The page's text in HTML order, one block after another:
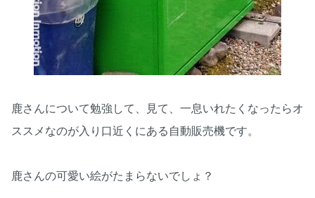
鹿さんについて勉強して、見て、一息いれたくなったらオ
ススメなのが入り口近くにある自動販売機です。
鹿さんの可愛い絵がたまらないでしょ？